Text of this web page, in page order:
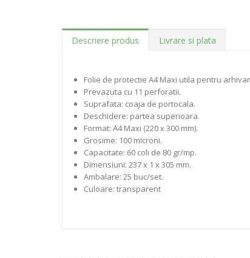
Descriere produs Livrare si plata
Folie de protectie A4 Maxi utila pentru
Prevazuta cu 11 perforatii.
Suprafata: coaja de portocala.
Deschidere: partea superioara.
Format: A4 Maxi (220 x 300 mm).
Grosime: 100 microni.
Capacitate: 60 coli de 80 gr/mp.
Dimensiuni: 237 x 1 x 305 mm.
Ambalare: 25 buc/set.
Culoare: transparent